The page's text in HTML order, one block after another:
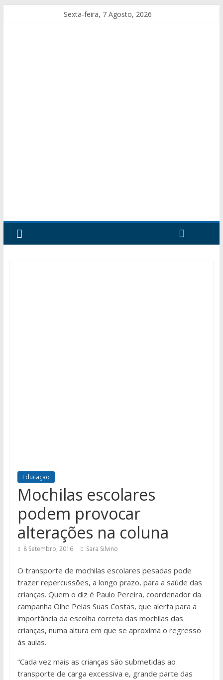
Sexta-feira, 7 Agosto, 2026
Educação
Mochilas escolares
podem provocar
alterações na coluna
8 Setembro, 2016 Sara Silvino
O transporte de mochilas escolares pesadas pode
trazer repercussões, a longo prazo, para a saúde das
crianças. Quem o diz é Paulo Pereira, coordenador da
campanha Olhe Pelas Suas Costas, que alerta para a
importância da escolha correta das mochilas das
crianças, numa altura em que se aproxima o regresso
às aulas.
“Cada vez mais as crianças são submetidas ao
transporte de carga excessiva e, grande parte das